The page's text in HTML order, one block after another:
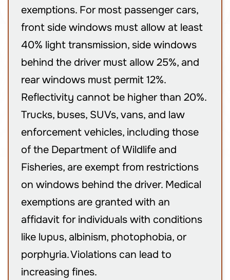
exemptions. For most passenger cars,
front side windows must allow at least
40% light transmission, side windows
behind the driver must allow 25%, and
rear windows must permit 12%.
Reflectivity cannot be higher than 20%.
Trucks, buses, SUVs, vans, and law
enforcement vehicles, including those
of the Department of Wildlife and
Fisheries, are exempt from restrictions
on windows behind the driver. Medical
exemptions are granted with an
affidavit for individuals with conditions
like lupus, albinism, photophobia, or
porphyria. Violations can lead to
increasing fines.